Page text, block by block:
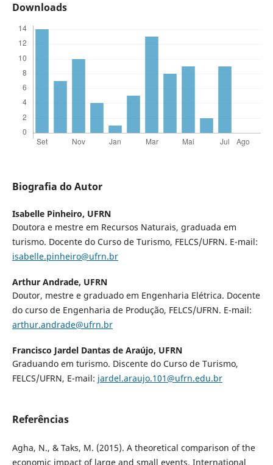
Downloads
Biografia do Autor
Isabelle Pinheiro, UFRN
Doutora e mestre em Recursos Naturais, graduada em
turismo. Docente do Curso de Turismo, FELCS/UFRN. E-mail:
isabelle.pinheiro@ufrn.br
Arthur Andrade, UFRN
Doutor, mestre e graduado em Engenharia Elétrica. Docente
do curso de Engenharia de Produção, FELCS/UFRN. E-mail:
arthur.andrade@ufrn.br
Francisco Jardel Dantas de Araújo, UFRN
Graduando em turismo. Discente do Curso de Turismo,
FELCS/UFRN, E-mail: jardel.araujo.101@ufrn.edu.br
Referências
Agha, N., & Taks, M. (2015). A theoretical comparison of the
economic impact of large and small events. International